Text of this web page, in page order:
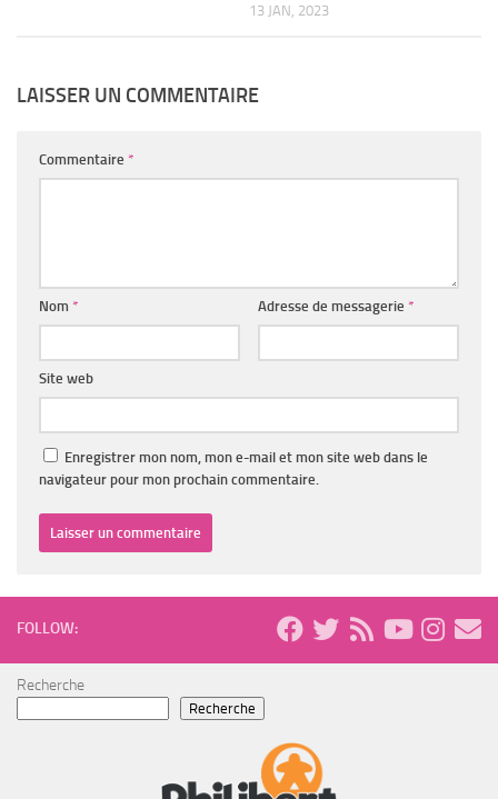
13 JAN, 2023
LAISSER UN COMMENTAIRE
Commentaire *
Nom * Adresse de messagerie *
Site web
Enregistrer mon nom, mon e-mail et mon site web dans le
navigateur pour mon prochain commentaire.
FOLLOW:
Recherche
Recherche